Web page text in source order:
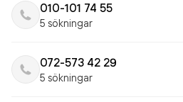
010-101 74 55
5 sökningar
072-573 42 29
5 sökningar